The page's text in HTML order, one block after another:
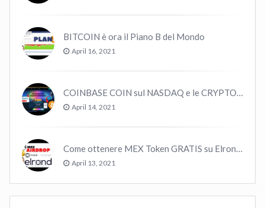
BITCOIN è ora il Piano B del Mondo
April 16, 2021
COINBASE COIN sul NASDAQ e le CRYPTO volano!
April 14, 2021
Come ottenere MEX Token GRATIS su Elrond ?
April 13, 2021